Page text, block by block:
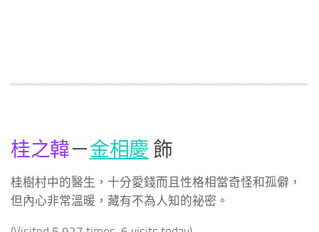
桂之韓－金相慶 飾
桂樹村中的醫生，十分愛錢而且性格相當奇怪和孤僻，
但內心非常溫暖，藏有不為人知的祕密。